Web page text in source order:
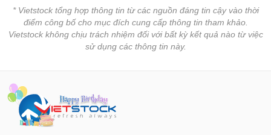
* Vietstock tổng hợp thông tin từ các nguồn đáng tin cậy vào thời
điểm công bố cho mục đích cung cấp thông tin tham khảo.
Vietstock không chịu trách nhiệm đối với bất kỳ kết quả nào từ việc
sử dụng các thông tin này.